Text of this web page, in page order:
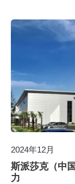
2024年12月
斯派莎克（中
力